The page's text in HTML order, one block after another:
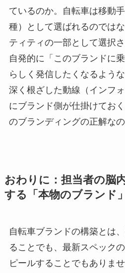
ているのか。自転車は移動
種）として選ばれるのでは
ティティの一部として選択
自発的に「このブランドに
らしく発信したくなるよう
深く根ざした動線（インフ
にブランド側が仕掛けてお
のブランディングの正解なの
おわりに：担当者の脳
する「本物のブランド
自転車ブランドの構築とは
ることでも、最新スペック
ピールすることでもありま